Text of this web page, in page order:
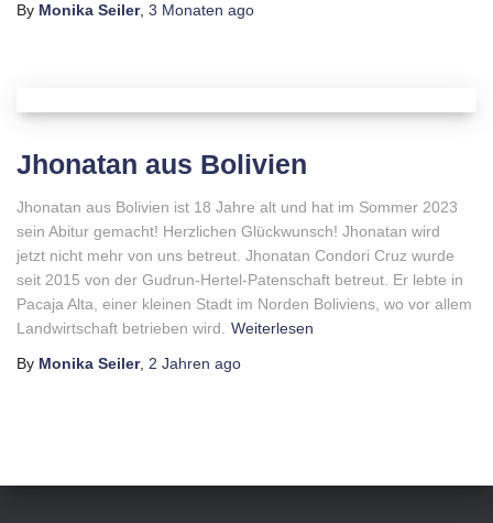
By Monika Seiler, 3 Monaten ago
Jhonatan aus Bolivien
Jhonatan aus Bolivien ist 18 Jahre alt und hat im Sommer 2023
sein Abitur gemacht! Herzlichen Glückwunsch! Jhonatan wird
jetzt nicht mehr von uns betreut. Jhonatan Condori Cruz wurde
seit 2015 von der Gudrun-Hertel-Patenschaft betreut. Er lebte in
Pacaja Alta, einer kleinen Stadt im Norden Boliviens, wo vor allem
Landwirtschaft betrieben wird.
Weiterlesen
By Monika Seiler, 2 Jahren ago